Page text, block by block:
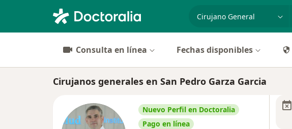
Consulta en línea Fechas disponibles
Cirujanos generales en San Pedro Garza Garcia
Nuevo Perfil en Doctoralia
Pago en línea